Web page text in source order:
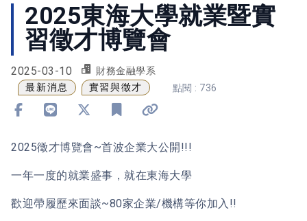
2025東海大學就業暨實
習徵才博覽會
2025-03-10 財務金融學系
最新消息 實習與徵才 點閱 : 736
2025徵才博覽會~首波企業大公開!!!
一年一度的就業盛事，就在東海大學
歡迎帶履歷來面談~80家企業/機構等你加入!!